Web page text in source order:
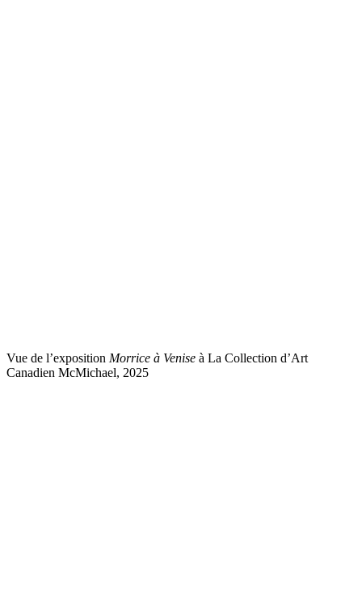
Vue de l’exposition Morrice à Venise à La Collection d’Art
Canadien McMichael, 2025